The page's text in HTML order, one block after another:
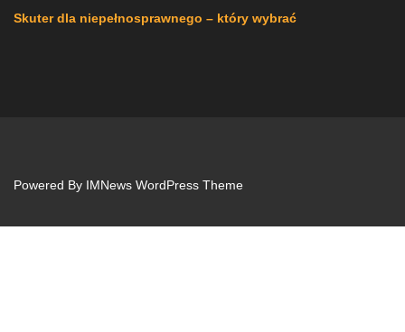
Skuter dla niepełnosprawnego – który wybrać
Powered By IMNews WordPress Theme